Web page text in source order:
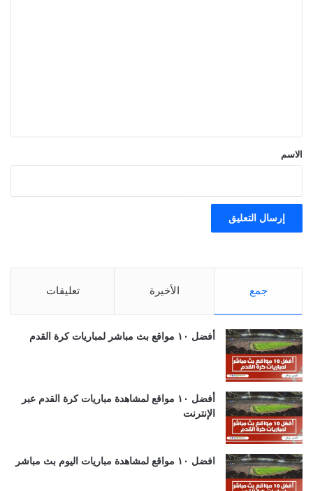
*الاسم
جمع الأخيرة تعليقات
أفضل ١٠ مواقع بث مباشر لمباريات كرة القدم
أفضل ١٠ مواقع لمشاهدة مباريات كرة القدم عبر
الإنترنت
افضل ١٠ مواقع لمشاهدة مباريات اليوم بث مباشر